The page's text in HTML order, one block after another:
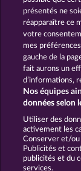
Sticky Diamonds
Politique
présentés ne
réapparaître ce
votre
mes
gauche de la
fait aurons un
d’informations,
Nos équipes
données selon
Utiliser des
activement les
Conserver et/ou
Publicités et
publicités et du
services.